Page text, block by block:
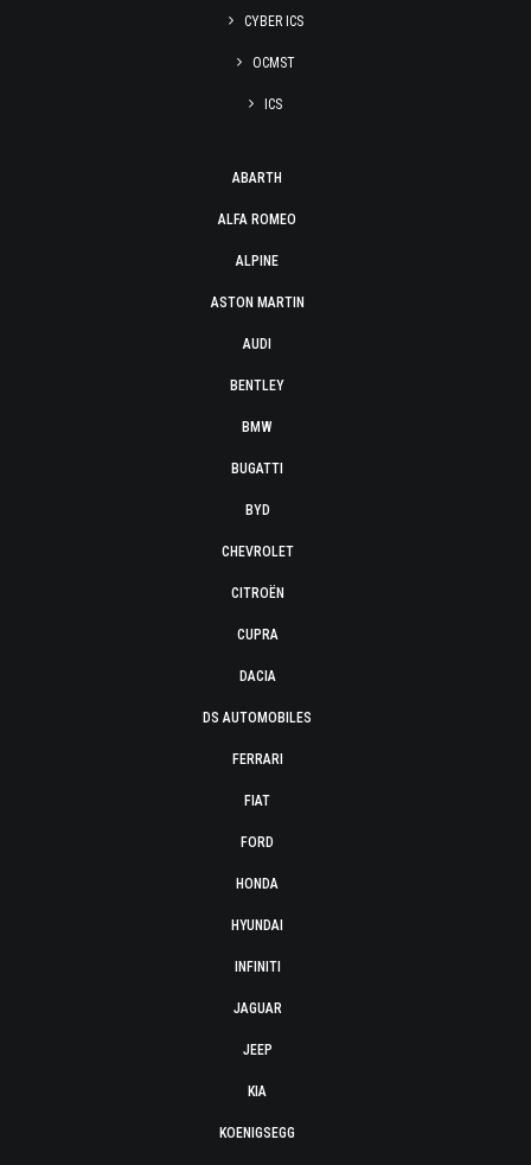
CYBER ICS
OCMST
ICS
ABARTH
ALFA ROMEO
ALPINE
ASTON MARTIN
AUDI
BENTLEY
BMW
BUGATTI
BYD
CHEVROLET
CITROËN
CUPRA
DACIA
DS AUTOMOBILES
FERRARI
FIAT
FORD
HONDA
HYUNDAI
INFINITI
JAGUAR
JEEP
KIA
KOENIGSEGG